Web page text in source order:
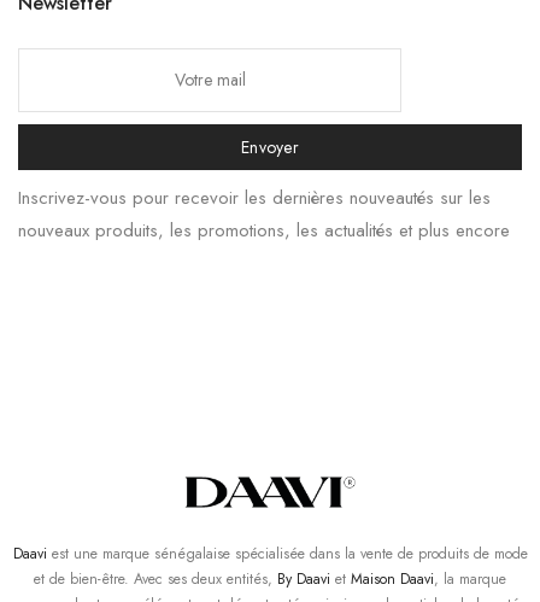
Envoyer
Inscrivez-vous pour recevoir les dernières nouveautés sur les
nouveaux produits, les promotions, les actualités et plus encore
Daavi est une marque sénégalaise spécialisée dans la vente de produits de mode
et de bien-être. Avec ses deux entités, By Daavi et Maison Daavi, la marque